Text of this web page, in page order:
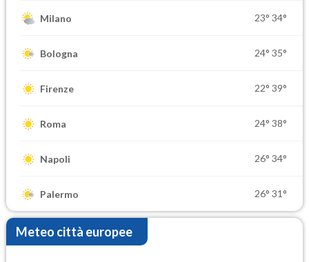
Milano 23° 34°
Bologna 24° 35°
Firenze 22° 39°
Roma 24° 38°
Napoli 26° 34°
Palermo 26° 31°
Meteo città europee